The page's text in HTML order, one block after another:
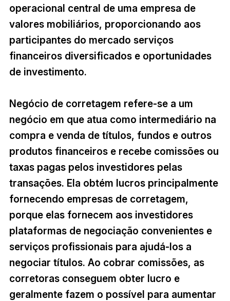
operacional central de uma empresa de
valores mobiliários, proporcionando aos
participantes do mercado serviços
financeiros diversificados e oportunidades
de investimento.
Negócio de corretagem refere-se a um
negócio em que atua como intermediário na
compra e venda de títulos, fundos e outros
produtos financeiros e recebe comissões ou
taxas pagas pelos investidores pelas
transações. Ela obtém lucros principalmente
fornecendo empresas de corretagem,
porque elas fornecem aos investidores
plataformas de negociação convenientes e
serviços profissionais para ajudá-los a
negociar títulos. Ao cobrar comissões, as
corretoras conseguem obter lucro e
geralmente fazem o possível para aumentar